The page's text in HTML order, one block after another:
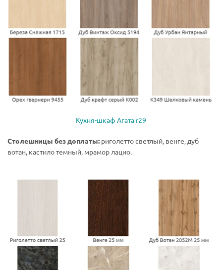
Кухня-шкаф Агата r29
Столешницы без доплаты: риголетто светлый, венге, дуб
вотан, кастило темный, мрамор лацио.